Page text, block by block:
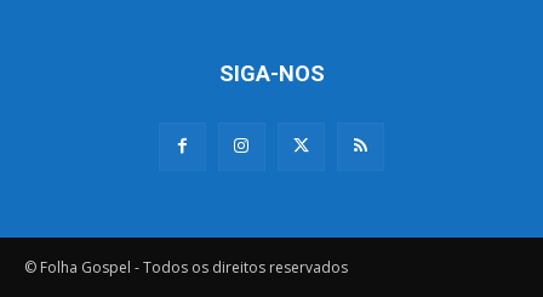
SIGA-NOS
© Folha Gospel - Todos os direitos reservados